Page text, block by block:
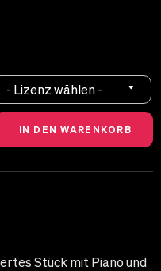
- Lizenz wählen -
Stück mit Piano und